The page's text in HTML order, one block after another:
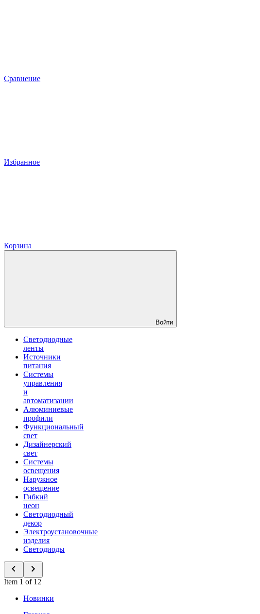
Сравнение
Избранное
Корзина
Войти
Светодиодные
ленты
Источники
питания
Системы
управления
и
автоматизации
Алюминиевые
профили
Функциональный
свет
Дизайнерский
свет
Системы
освещения
Наружное
освещение
Гибкий
неон
Светодиодный
декор
Электроустановочные
изделия
Светодиоды
Item 1 of 12
Новинки